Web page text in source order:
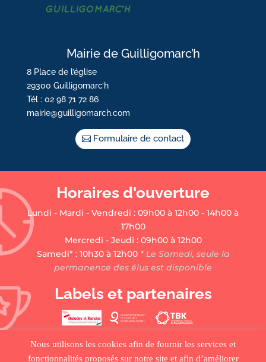
Mairie de Guilligomarc’h
8 Place de l’église
29300 Guilligomarc’h
Tél : 02 98 71 72 86
mairie@guilligomarch.com
Formulaire de contact
Horaires d'ouverture
Lundi - Mardi - Vendredi : 09h00 à 12h00 - 14h00 à
17h00
Mercredi - Jeudi : 09h00 à 12h00
Samedi* : 10h30 à 12h00* Le Samedi, seule la
permanence des élus est disponible
Labels et partenaires
Nous utilisons les cookies afin de fournir les services et
fonctionnalités proposés sur notre site et afin d’améliorer